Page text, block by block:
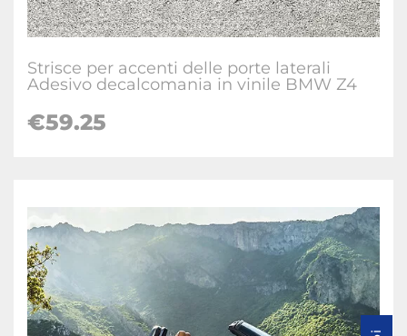
Strisce per accenti delle porte laterali
Adesivo decalcomania in vinile BMW Z4
€59.25